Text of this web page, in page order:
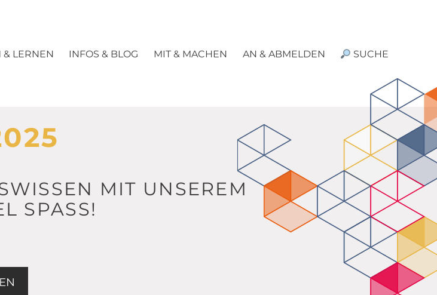
& LERNEN INFOS & BLOG MIT & MACHEN AN & ABMELDEN SUCHE
MIT UNSEREM
SPASS!